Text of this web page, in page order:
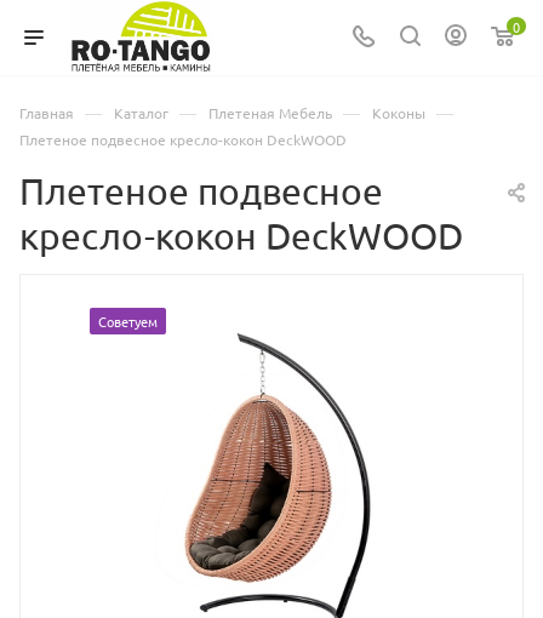
0
Главная — Каталог — Плетеная Мебель — Коконы —
Плетеное подвесное кресло-кокон DeckWOOD
Плетеное подвесное
кресло-кокон DeckWOOD
Советуем